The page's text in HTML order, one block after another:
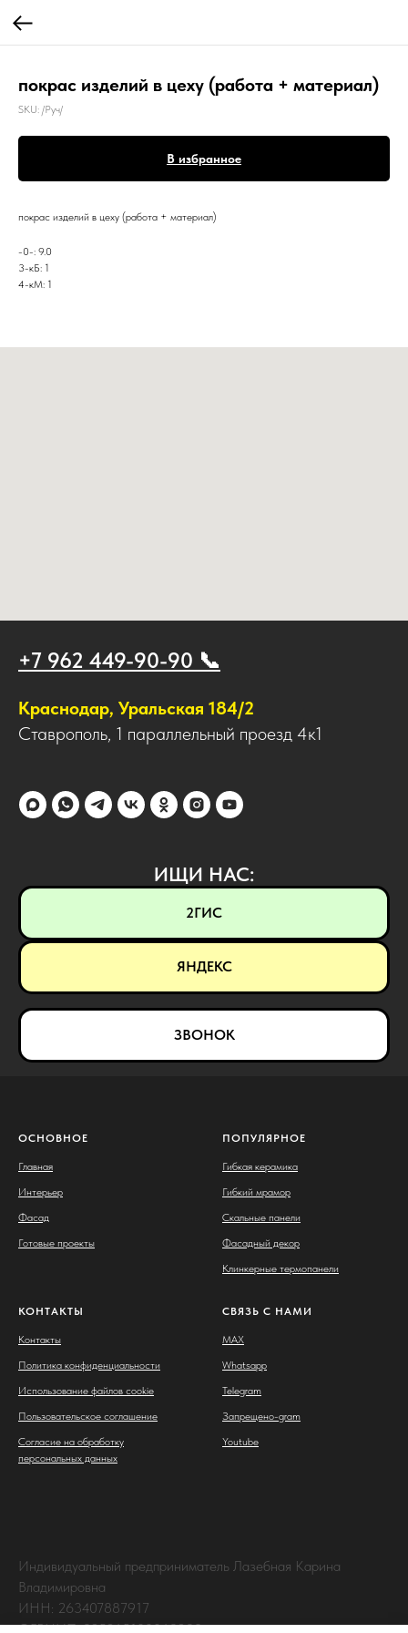
покрас изделий в цеху (работа + материал)
SKU: /Руч/
В избранное
покрас изделий в цеху (работа + материал)
-0-: 9.0
3-кБ: 1
4-кМ: 1
+7 962 449-90-90 📞
Краснодар, Уральская 184/2
Ставрополь, 1 параллельный проезд 4к1
ИЩИ НАС:
2ГИС
ЯНДЕКС
ЗВОНОК
ОСНОВНОЕ
Главная
Интерьер
Фасад
Готовые проекты
ПОПУЛЯРНОЕ
Гибкая керамика
Гибкий мрамор
Скальные панели
Фасадный декор
Клинкерные термопанели
КОНТАКТЫ
Контакты
Политика конфиденциальности
Использование файлов cookie
Пользовательское соглашение
Согласие на обработку
персональных данных
СВЯЗЬ С НАМИ
MAX
Whatsapp
Telegram
Запрещено-gram
Youtube
Индивидуальный предприниматель Лазебная Карина
Владимировна
ИНН: 263407887917
ОГРНИП: 325265100063238